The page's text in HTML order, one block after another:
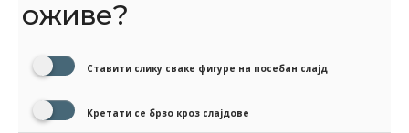
оживе?
Ставити слику сваке фигуре на посебан слајд
Кретати се брзо кроз слајдове